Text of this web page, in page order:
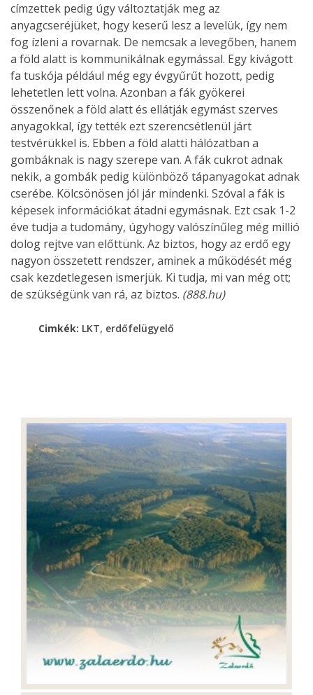
címzettek pedig úgy változtatják meg az
anyagcseréjüket, hogy keserű lesz a levelük, így nem
fog ízleni a rovarnak. De nemcsak a levegőben, hanem
a föld alatt is kommunikálnak egymással. Egy kivágott
fa tuskója például még egy évgyűrűt hozott, pedig
lehetetlen lett volna. Azonban a fák gyökerei
összenőnek a föld alatt és ellátják egymást szerves
anyagokkal, így tették ezt szerencsétlenül járt
testvérükkel is. Ebben a föld alatti hálózatban a
gombáknak is nagy szerepe van. A fák cukrot adnak
nekik, a gombák pedig különböző tápanyagokat adnak
cserébe. Kölcsönösen jól jár mindenki. Szóval a fák is
képesek információkat átadni egymásnak. Ezt csak 1-2
éve tudja a tudomány, úgyhogy valószínűleg még millió
dolog rejtve van előttünk. Az biztos, hogy az erdő egy
nagyon összetett rendszer, aminek a működését még
csak kezdetlegesen ismerjük. Ki tudja, mi van még ott;
de szükségünk van rá, az biztos. (888.hu)
Cimkék: LKT, erdőfelügyelő